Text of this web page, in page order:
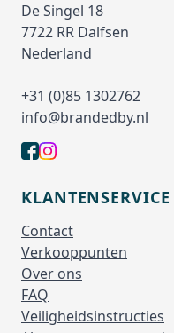
De Singel 18
7722 RR Dalfsen
Nederland
+31 (0)85 1302762
info@brandedby.nl
KLANTENSERVICE
Contact
Verkooppunten
Over ons
FAQ
Veiligheidsinstructies